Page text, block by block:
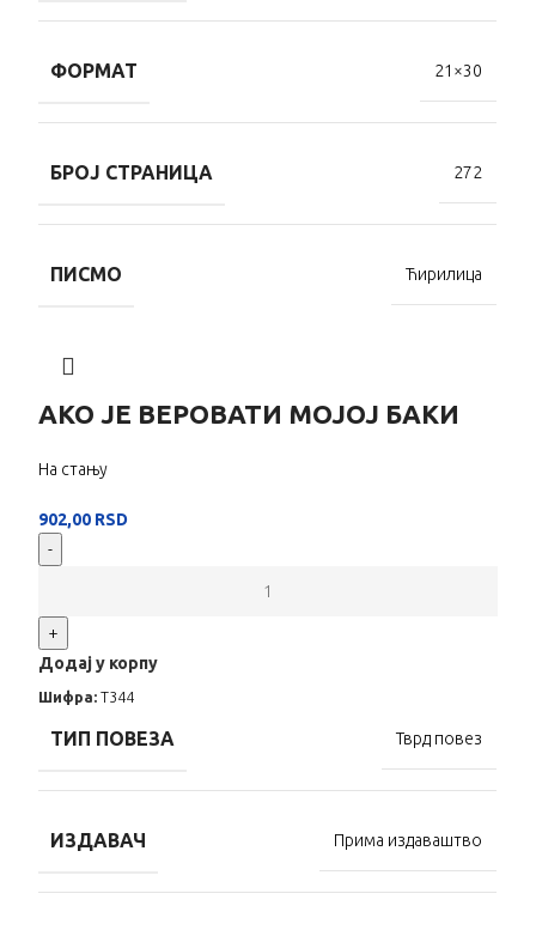
ФОРМАТ 21×30
БРОЈ СТРАНИЦА 272
ПИСМО Ћирилица
АКО ЈЕ ВЕРОВАТИ МОЈОЈ БАКИ
На стању
902,00 RSD
-
+
Додај у корпу
Шифра:Т344
ТИП ПОВЕЗА Тврд повез
ИЗДАВАЧ Прима издаваштво